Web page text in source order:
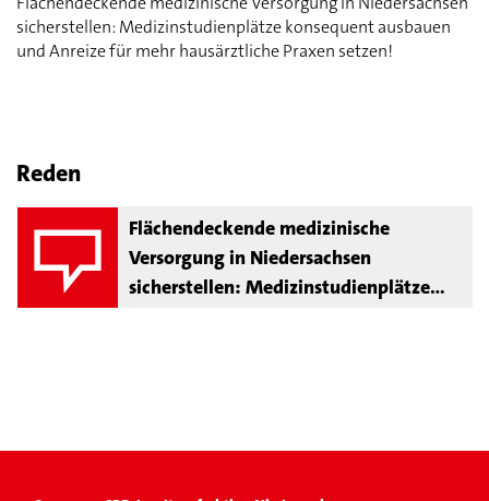
sicherstellen: Medizinstudienplätze konsequent ausbauen
und Anreize für mehr hausärztliche Praxen setzen!
Reden
Flächendeckende medizinische
Versorgung in Niedersachsen
sicherstellen: Medizinstudienplätze